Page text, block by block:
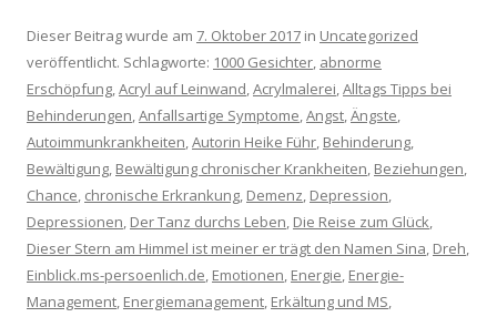
Dieser Beitrag wurde am 7. Oktober 2017 in Uncategorized
veröffentlicht. Schlagworte: 1000 Gesichter, abnorme
Erschöpfung,Acryl auf Leinwand,Acrylmalerei,Alltags Tipps bei
Behinderungen,Anfallsartige Symptome,Angst,Ängste,
Autoimmunkrankheiten,Autorin Heike Führ, Behinderung,
Bewältigung, Bewältigung chronischer Krankheiten, Beziehungen,
Chance, chronische Erkrankung, Demenz, Depression,
Depressionen, Der Tanz durchs Leben, Die Reise zum Glück,
Dieser Stern am Himmel ist meiner er trägt den Namen Sina, Dreh,
Einblick.ms-persoenlich.de, Emotionen, Energie, Energie-
Management, Energiemanagement, Erkältung und MS,